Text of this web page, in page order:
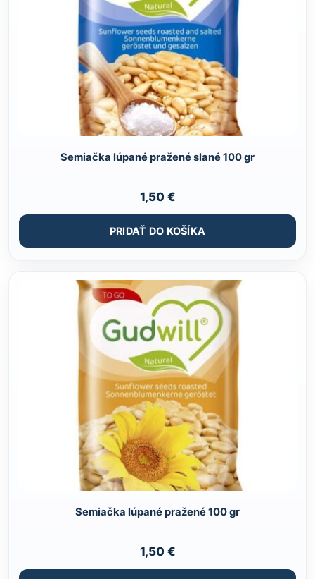
Semiačka lúpané pražené slané 100 gr
1,50 €
PRIDAŤ DO KOŠÍKA
Semiačka lúpané pražené 100 gr
1,50 €